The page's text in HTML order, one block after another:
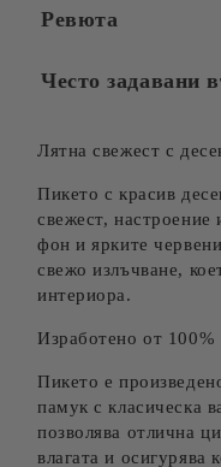
Ревюта
Често задавани
Лятна свежест с
Пикето с красив
свежест, настроение
фон и ярките
свежо излъчване,
интериора.
Изработено от 100%
Пикето е
памук с класическа
позволява отлична
влагата и осигурява